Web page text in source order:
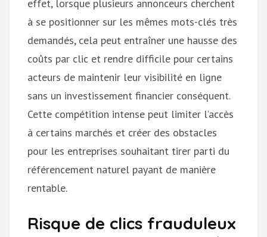
effet, lorsque plusieurs annonceurs cherchent
à se positionner sur les mêmes mots-clés très
demandés, cela peut entraîner une hausse des
coûts par clic et rendre difficile pour certains
acteurs de maintenir leur visibilité en ligne
sans un investissement financier conséquent.
Cette compétition intense peut limiter l’accès
à certains marchés et créer des obstacles
pour les entreprises souhaitant tirer parti du
référencement naturel payant de manière
rentable.
Risque de clics frauduleux